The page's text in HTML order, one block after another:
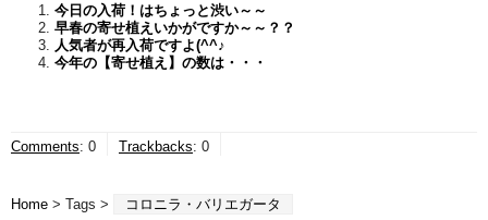
今日の入荷！はちょっと渋い～～
早春の寄せ植えいかがですか～～？？
人気者が再入荷ですよ(^^♪
今年の【寄せ植え】の数は・・・
Comments: 0 Trackbacks: 0
Home > Tags > コロニラ・バリエガータ